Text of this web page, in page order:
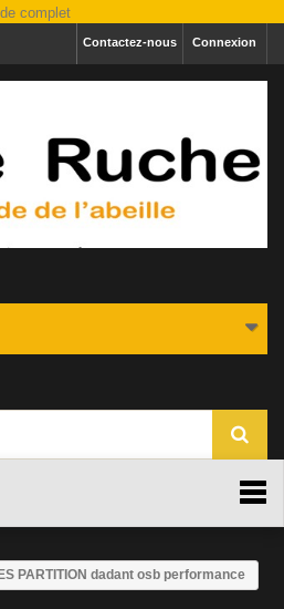
Connexion
Contactez-nous
PARTITION dadant osb performance